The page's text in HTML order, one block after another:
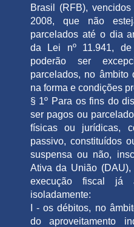
Brasil (RFB),
2008, que não
parcelados até o dia
da Lei nº 11.941,
poderão ser
parcelados, no âmbito
na forma e condições
§ 1º Para os fins do
ser pagos ou
físicas ou jurídicas,
passivo, constituídos
suspensa ou não,
Ativa da União
execução fiscal já
isoladamente:
I - os débitos, no
do aproveitamento